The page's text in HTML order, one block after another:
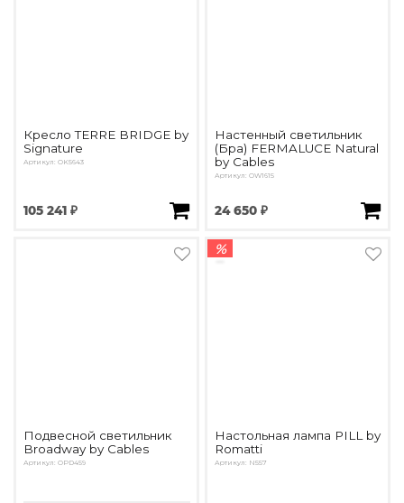
Кресло TERRE BRIDGE by
Signature
Артикул: OK5643
105 241 ₽
Настенный светильник
(Бра) FERMALUCE Natural
by Cables
Артикул: OW1615
24 650 ₽
Подвесной светильник
Broadway by Cables
Артикул: OPD459
%
Настольная лампа PILL by
Romatti
Артикул: N557